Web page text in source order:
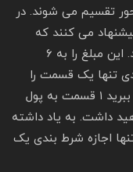
تقسیم می شوند. در
می کنند که
مبلغی پول مشخص برای خود در نظر بگیرید. این مبلغ را به ۶
تنها یک قسمت را
شرط بندی کنید. در صورتی که این مبلغ را ببرید ۱ قسمت به پول
۷ قسمت خواهید داشت. به یاد داشته
نکردید تنها اجازه شرط بندی یک